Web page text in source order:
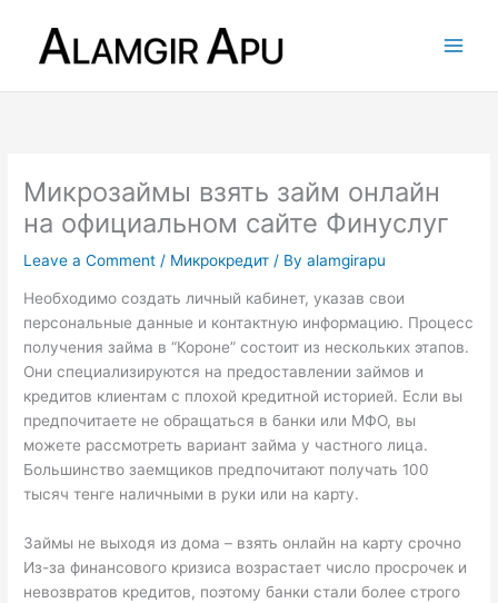
content
Микрозаймы взять займ онлайн
на официальном сайте Финуслуг
Leave a Comment / Микрокредит / Byalamgirapu
Необходимо создать личный кабинет, указав свои
персональные данные и контактную информацию. Процесс
получения займа в “Короне” состоит из нескольких этапов.
Они специализируются на предоставлении займов и
кредитов клиентам с плохой кредитной историей. Если вы
предпочитаете не обращаться в банки или МФО, вы
можете рассмотреть вариант займа у частного лица.
Большинство заемщиков предпочитают получать 100
тысяч тенге наличными в руки или на карту.
Займы не выходя из дома – взять онлайн на карту срочно
Из-за финансового кризиса возрастает число просрочек и
невозвратов кредитов, поэтому банки стали более строго